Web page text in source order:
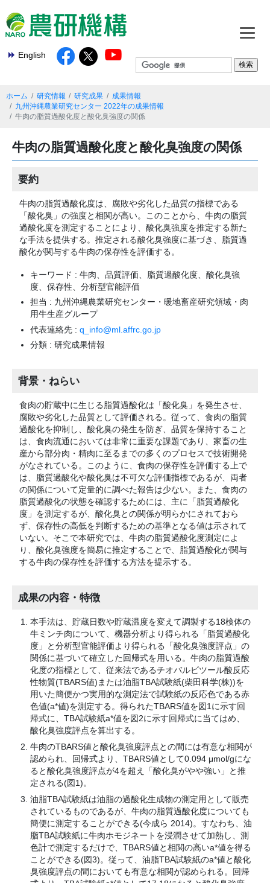
English
ホーム 研究情報 研究成果
成果情報
九州沖縄農業研究センター 2022年の成果情報
牛肉の脂質過酸化度と酸化臭強度の関係
牛肉の脂質過酸化度と酸化臭強度の関係
要約
牛肉の脂質過酸化度は、腐敗や劣化した品質の指標である
「酸化臭」の強度と相関が高い。このことから、牛肉の脂質
過酸化度を測定することにより、酸化臭強度を推定する新た
な手法を提供する。推定される酸化臭強度に基づき、脂質過
酸化が関与する牛肉の保存性を評価する。
キーワード : 牛肉、品質評価、脂質過酸化度、酸化臭強
度、保存性、分析型官能評価
担当 : 九州沖縄農業研究センター・暖地畜産研究領域・肉
用牛生産グループ
代表連絡先 : q_info@ml.affrc.go.jp
分類 : 研究成果情報
背景・ねらい
食肉の貯蔵中に生じる脂質過酸化は「酸化臭」を発生させ、
腐敗や劣化した品質として評価される。従って、食肉の脂質
過酸化を抑制し、酸化臭の発生を防ぎ、品質を保持すること
は、食肉流通においては非常に重要な課題であり、家畜の生
産から部分肉・精肉に至るまでの多くのプロセスで技術開発
がなされている。このように、食肉の保存性を評価する上で
は、脂質過酸化や酸化臭は不可欠な評価指標であるが、両者
の関係について定量的に調べた報告は少ない。また、食肉の
脂質過酸化の状態を確認するためには、主に「脂質過酸化
度」を測定するが、酸化臭との関係が明らかにされておら
ず、保存性の高低を判断するための基準となる値は示されて
いない。そこで本研究では、牛肉の脂質過酸化度測定によ
り、酸化臭強度を簡易に推定することで、脂質過酸化が関与
する牛肉の保存性を評価する方法を提示する。
成果の内容・特徴
本手法は、貯蔵日数や貯蔵温度を変えて調製する18検体の
牛ミンチ肉について、機器分析より得られる「脂質過酸化
度」と分析型官能評価より得られる「酸化臭強度評点」の
関係に基づいて確立した回帰式を用いる。牛肉の脂質過酸
化度の指標として、従来法であるチオバルビツール酸反応
性物質(TBARS値)または油脂TBA試験紙(柴田科学(株))を
用いた簡便かつ実用的な測定法で試験紙の反応色である赤
色値(a*値)を測定する。得られたTBARS値を図1に示す回
帰式に、TBA試験紙a*値を図2に示す回帰式に当てはめ、
酸化臭強度評点を算出する。
牛肉のTBARS値と酸化臭強度評点との間には有意な相関が
認められ、回帰式より、TBARS値として0.094 μmol/gにな
ると酸化臭強度評点が4を超え「酸化臭がやや強い」と推
定される(図1)。
油脂TBA試験紙は油脂の過酸化生成物の測定用として販売
されているものであるが、牛肉の脂質過酸化度についても
簡便に測定することができる(今成ら 2014)。すなわち、油
脂TBA試験紙に牛肉ホモジネートを浸潤させて加熱し、測
色計で測定するだけで、TBARS値と相関の高いa*値を得る
ことができる(図3)。従って、油脂TBA試験紙のa*値と酸化
臭強度評点の間においても有意な相関が認められる。回帰